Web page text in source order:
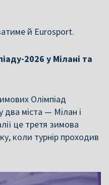
й Eurosport.
2026 у Мілані та
Олімпіад
міста — Мілан і
це третя зимова
коли турнір проходив